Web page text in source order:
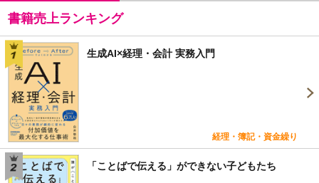
書籍売上ランキング
生成AI×経理・会計 実務入門
経理・簿記・資金繰り
「ことばで伝える」ができない子どもたち